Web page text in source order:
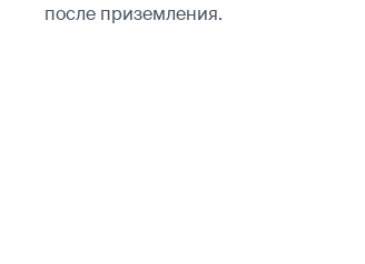
после приземления.